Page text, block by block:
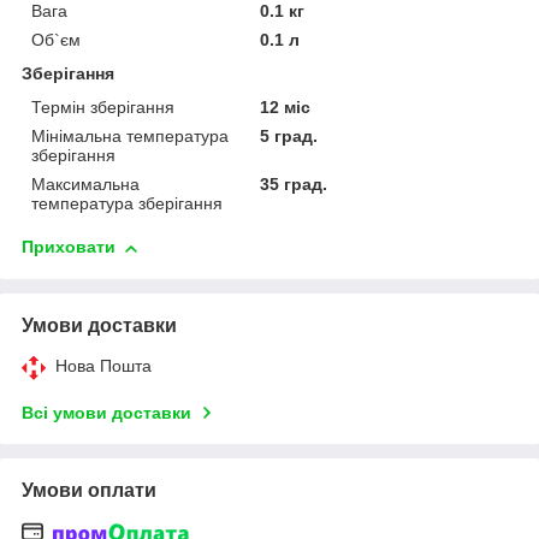
Вага
0.1 кг
Об`єм
0.1 л
Зберігання
Термін зберігання
12 міс
Мінімальна температура
зберігання
5 град.
Максимальна
температура зберігання
35 град.
Приховати
Умови доставки
Нова Пошта
Всі умови доставки
Умови оплати